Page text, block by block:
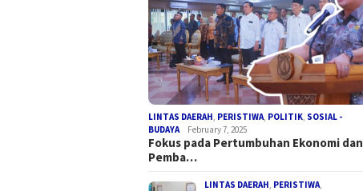
LINTAS DAERAH, PERISTIWA, POLITIK, SOSIAL -
BUDAYA
February 7, 2025
Fokus pada Pertumbuhan Ekonomi dan
Pemba…
LINTAS DAERAH, PERISTIWA,